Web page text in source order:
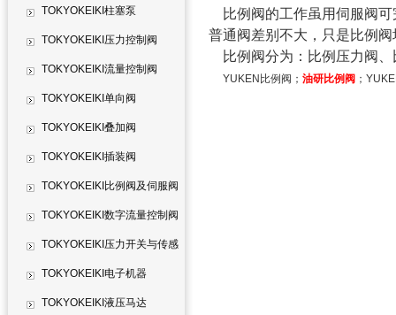
TOKYOKEIKI柱塞泵
TOKYOKEIKI压力控制阀
TOKYOKEIKI流量控制阀
TOKYOKEIKI单向阀
TOKYOKEIKI叠加阀
TOKYOKEIKI插装阀
TOKYOKEIKI比例阀及伺服阀
TOKYOKEIKI数字流量控制阀
TOKYOKEIKI压力开关与传感
器 TOKYOKEIKI电子机器
TOKYOKEIKI液压马达
比例阀的工作虽用伺服阀可
普通阀差别不大，只是比例
比例阀分为：比例压力阀
YUKEN比例阀； 油研比例阀 ；